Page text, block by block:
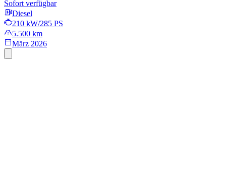
Sofort verfügbar
Diesel
210 kW/285 PS
5.500 km
März 2026